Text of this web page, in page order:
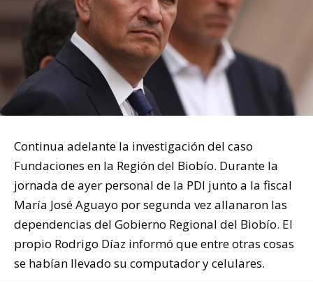
Continua adelante la investigación del caso
Fundaciones en la Región del Biobío. Durante la
jornada de ayer personal de la PDI junto a la fiscal
María José Aguayo por segunda vez allanaron las
dependencias del Gobierno Regional del Biobío. El
propio Rodrigo Díaz informó que entre otras cosas
se habían llevado su computador y celulares.